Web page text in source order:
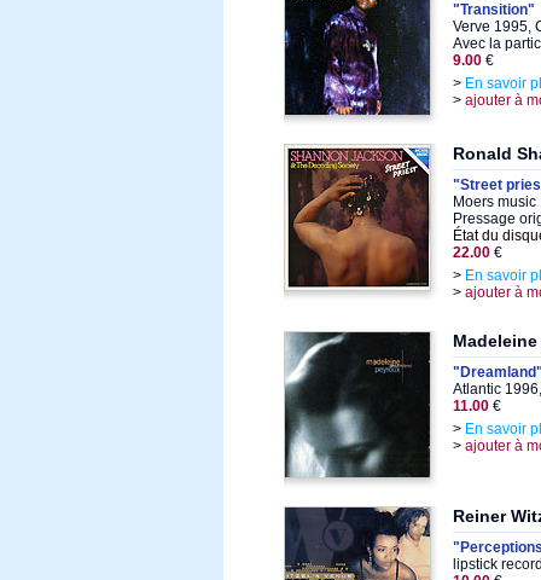
"Transition"
Verve 1995,
Avec la
9.00 €
> En savoir
> ajouter à
Ronald
"Street
Moers
Pressage
État du
22.00 €
> En savoir
> ajouter à
Atlantic
11.00 €
> En savoir
> ajouter à
Reiner
lipstick